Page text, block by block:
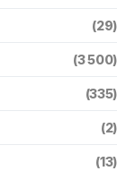
(29)
(3 500)
(335)
(2)
(13)